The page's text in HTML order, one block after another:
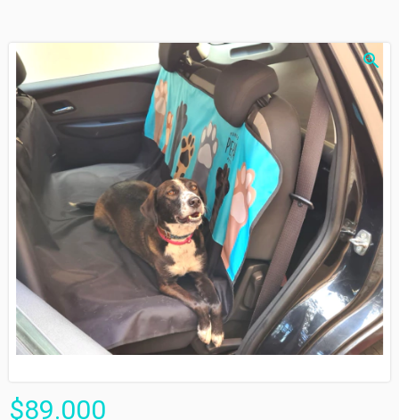
$89.000